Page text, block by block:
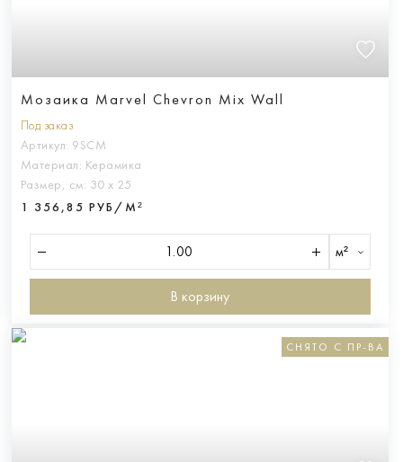
Мозаика Marvel Chevron Mix Wall
Под заказ
Артикул: 9SCM
Материал: Керамика
Размер, см: 30 х 25
1 356,85 РУБ/М²
м²
В корзину
СНЯТО С ПР-ВА